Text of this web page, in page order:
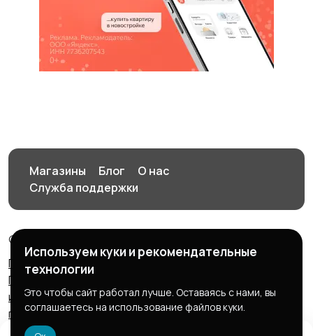
Магазины Блог
О нас
Служба поддержки
© 2026 Птичка
Пользовательское соглашение
Политика конфиденциальности
использования файлов cookie
Запрещенные к
публикации товары и услуги
Согласие на обработку
персональных данных
Используем куки и рекомендательные
технологии
Это чтобы сайт работал лучше. Оставаясь с нами, вы
соглашаетесь на использование файлов куки.